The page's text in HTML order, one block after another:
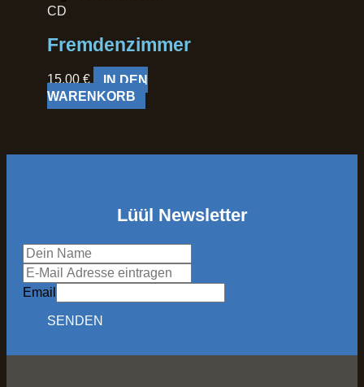
CD
Fremdenzimmer
15,00€
IN DEN
WARENKORB
Lüül Newsletter
Email
SENDEN